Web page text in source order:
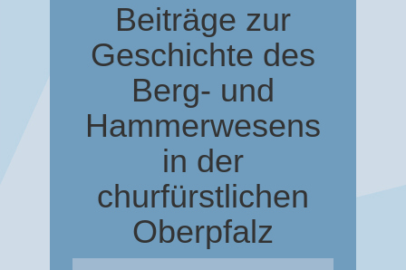
Beiträge zur
Geschichte des
Berg- und
Hammerwesens
in der
churfürstlichen
Oberpfalz